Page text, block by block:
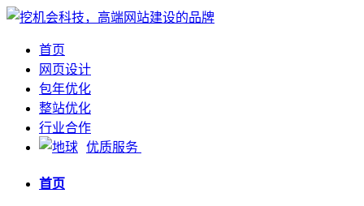
首页
网页设计
包年优化
整站优化
行业合作
优质服务
首页